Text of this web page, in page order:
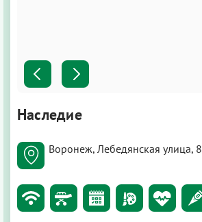
Наследие
Воронеж, Лебедянская улица, 8